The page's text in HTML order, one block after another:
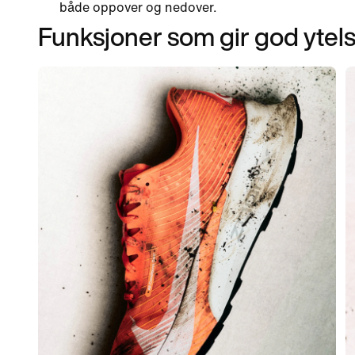
både oppover og nedover.
Funksjoner som gir god